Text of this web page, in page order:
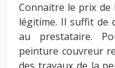
Connaitre le prix
légitime. Il suffit de
au prestataire.
peinture couvreur